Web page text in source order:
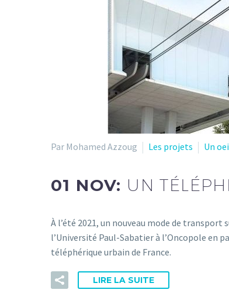
Par Mohamed Azzoug Les projets Un
01 NOV: UN
À l’été 2021, un nouveau mode de
l’Université Paul-Sabatier à l’Oncopole en
téléphérique urbain de France.
LIRE LA SUITE